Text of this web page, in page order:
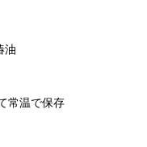
油
常温で保存